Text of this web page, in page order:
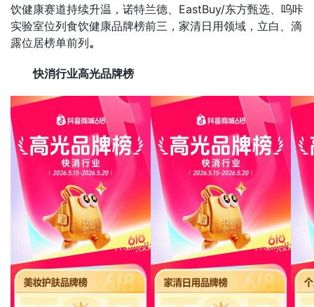
饮健康赛道持续升温，诺特兰德、EastBuy/东方甄选、呜咔
实验室位列食饮健康品牌榜前三，家清日用领域，立白、滴
露位居榜单前列。
快消行业高光品牌榜